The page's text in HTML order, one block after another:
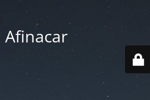
Afinacar